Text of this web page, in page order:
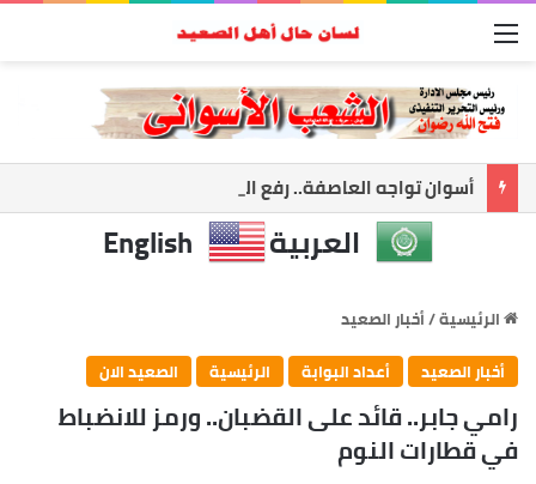
العربية English
الرئيسية/أخبار الصعيد
أخبار الصعيد
أعداد البوابة الرئيسية الصعيد الان
رامي جابر.. قائد على القضبان.. ورمز للانضباط
في قطارات النوم